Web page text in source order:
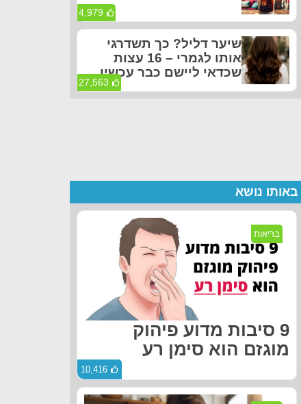
4,979
שיער דליל? כך תשדרגי
אותו לגמרי – 16 עצות
שכדאי ליישם כבר עכשיו
27,563
באותו נושא
בריאות
9 סיבות מדוע פיהוק
מוגזם הוא סימן רע
10,416